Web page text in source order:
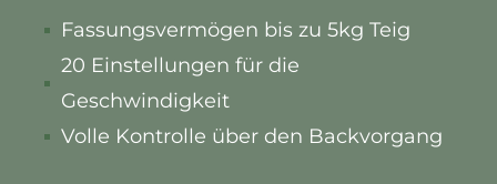
Fassungsvermögen bis zu 5kg Teig
20 Einstellungen für die
Geschwindigkeit
Volle Kontrolle über den Backvorgang